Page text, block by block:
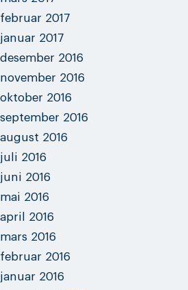
februar 2017
januar 2017
desember 2016
november 2016
oktober 2016
september 2016
august 2016
juli 2016
juni 2016
mai 2016
april 2016
mars 2016
februar 2016
januar 2016